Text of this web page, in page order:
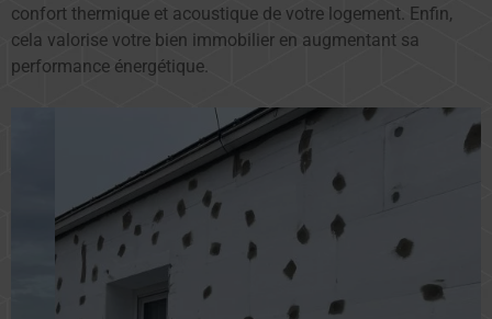
confort thermique et acoustique de votre logement. Enfin,
cela valorise votre bien immobilier en augmentant sa
performance énergétique.